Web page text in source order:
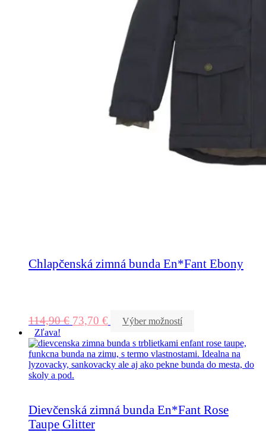
Chlapčenská zimná bunda En*Fant Ebony
114,90€ 73,70 €
Výber možností
Zľava!
Dievčenská zimná bunda En*Fant Rose
Taupe Glitter